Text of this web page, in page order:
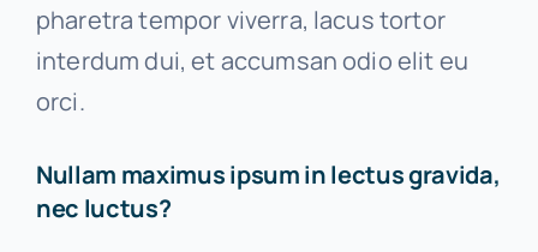
pharetra tempor viverra, lacus tortor
interdum dui, et accumsan odio elit eu
orci.
Nullam maximus ipsum in lectus gravida,
nec luctus?